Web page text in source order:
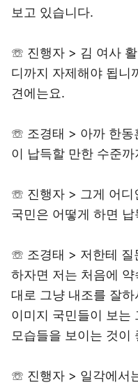
보고 있습니다.
☏ 진행자 > 김 여사
디까지 자제해야 됩니
견에는요.
☏ 조경태 > 아까 한동
이 납득할 만한 수준
☏ 진행자 > 그게 어디
국민은 어떻게 하면
☏ 조경태 > 저한테 질
하자면 저는 처음에
대로 그냥 내조를 잘
이미지 국민들이 보는
모습들을 보이는 것이
☏ 진행자 > 일각에서